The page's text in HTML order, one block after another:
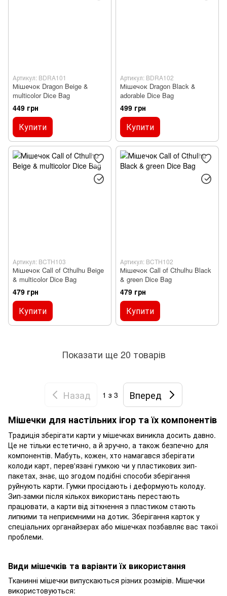
Артикул: BDRA101
Мішечок Dragon Beige &
multicolor Dice Bag
449 грн
Купити
Артикул: BDRA102
Мішечок Dragon Black &
adorable Dice Bag
499 грн
Купити
Артикул: BCTH103
Мішечок Call of Cthulhu Beige
& multicolor Dice Bag
479 грн
Купити
Артикул: BCTH102
Мішечок Call of Cthulhu Black
& green Dice Bag
479 грн
Купити
Показати ще 20 товарів
Назад 1 з 3
Вперед
Мішечки для настільних ігор та їх компонентів
Традиція зберігати карти у мішечках виникла досить давно.
Це не тільки естетично, а й зручно, а також безпечно для
компонентів. Мабуть, кожен, хто намагався зберігати
колоди карт, перев'язані гумкою чи у пластикових зип-
пакетах, знає, що згодом подібні способи зберігання
руйнують карти. Гумки просідають і деформують колоду.
Зип-замки після кількох використань перестають
працювати, а карти від зіткнення з пластиком стають
липкими та неприємними на дотик. Зберігання карток у
спеціальних органайзерах або мішечках позбавляє вас такої
проблеми.
Види мішечків та варіанти їх використання
Тканинні мішечки випускаються різних розмірів. Мішечки
використовуються: